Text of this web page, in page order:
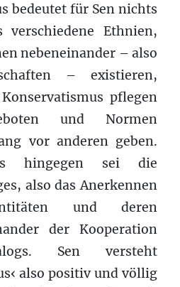
bedeutet für Sen nichts
verschiedene Ethnien,
nebeneinander – also
– existieren,
pflegen
und Normen
vor anderen geben.
hingegen sei die
also das Anerkennen
und deren
der Kooperation
Sen versteht
also positiv und völlig